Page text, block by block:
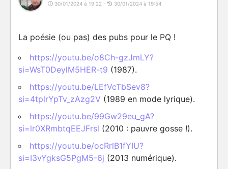
30/01/2024 à 19:22 - 30/01/2024 à 19:54
La poésie (ou pas) des pubs pour le PQ !
https://youtu.be/o8Ch-gzJmLY?
si=WsT0DeylM5HER-t9 (1987).
https://youtu.be/LEfVcTbSev8?
si=4tplrYpTv_zAzg2V (1989 en mode lyrique).
https://youtu.be/99Gw29eu_gA?
si=lr0XRmbtqEEJFrsl (2010 : pauvre gosse !).
https://youtu.be/ocRrlB1fYIU?
si=I3vYgksG5PgM5-6j (2013 numérique).